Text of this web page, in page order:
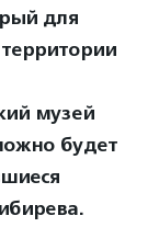
для
музей
будет